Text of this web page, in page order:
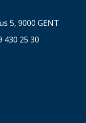
5,9000 GENT
430 25 30